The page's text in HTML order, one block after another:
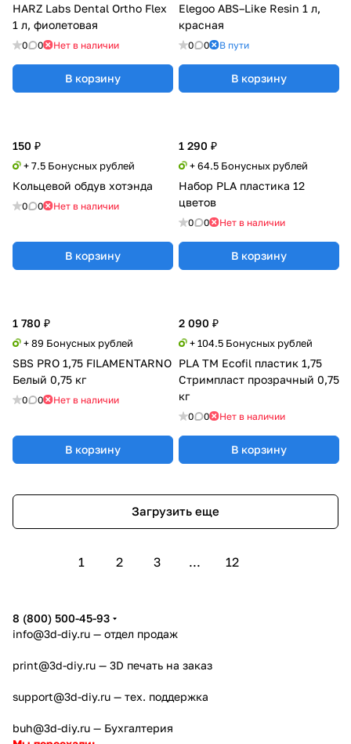
HARZ Labs Dental Ortho Flex
1 л, фиолетовая
0 0 Нет в наличии
В корзину
Elegoo ABS–Like Resin 1 л,
красная
0 0 В пути
В корзину
150 ₽
+ 7.5 Бонусных рублей
Кольцевой обдув хотэнда
0 0 Нет в наличии
В корзину
1 290 ₽
+ 64.5 Бонусных рублей
Набор PLA пластика 12
цветов
0 0 Нет в наличии
В корзину
1 780 ₽
+ 89 Бонусных рублей
SBS PRO 1,75 FILAMENTARNO
Белый 0,75 кг
0 0 Нет в наличии
В корзину
2 090 ₽
+ 104.5 Бонусных рублей
PLA TM Ecofil пластик 1,75
Стримпласт прозрачный 0,75
кг
0 0 Нет в наличии
В корзину
Загрузить еще
1 2 3 ... 12
8 (800) 500-45-93
info@3d-diy.ru — отдел продаж
print@3d-diy.ru — 3D печать на заказ
support@3d-diy.ru — тех. поддержка
buh@3d-diy.ru — Бухгалтерия